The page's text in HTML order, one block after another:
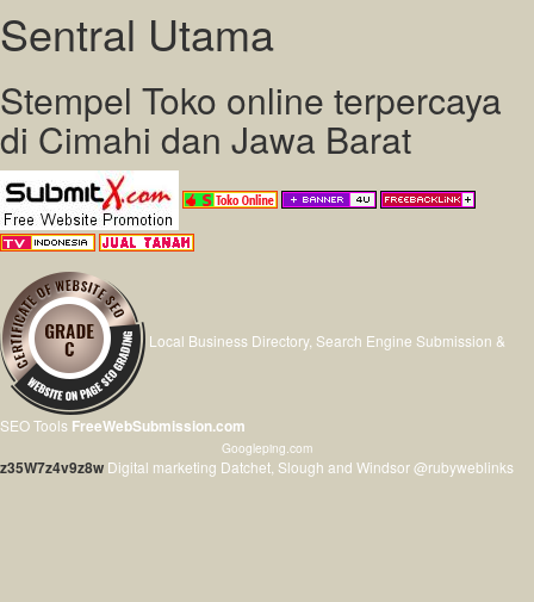
Sentral Utama
Stempel Toko online terpercaya
di Cimahi dan Jawa Barat
Local Business Directory, Search Engine Submission &
SEO Tools FreeWebSubmission.com
Googleping.com
z35W7z4v9z8w Digital marketing Datchet, Slough and Windsor @rubyweblinks